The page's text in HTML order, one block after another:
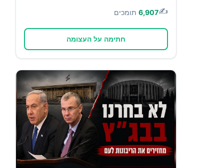
✍️
6,907 תומכים
חתימה על העצומה